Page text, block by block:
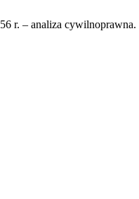
r. – analiza cywilnoprawna.